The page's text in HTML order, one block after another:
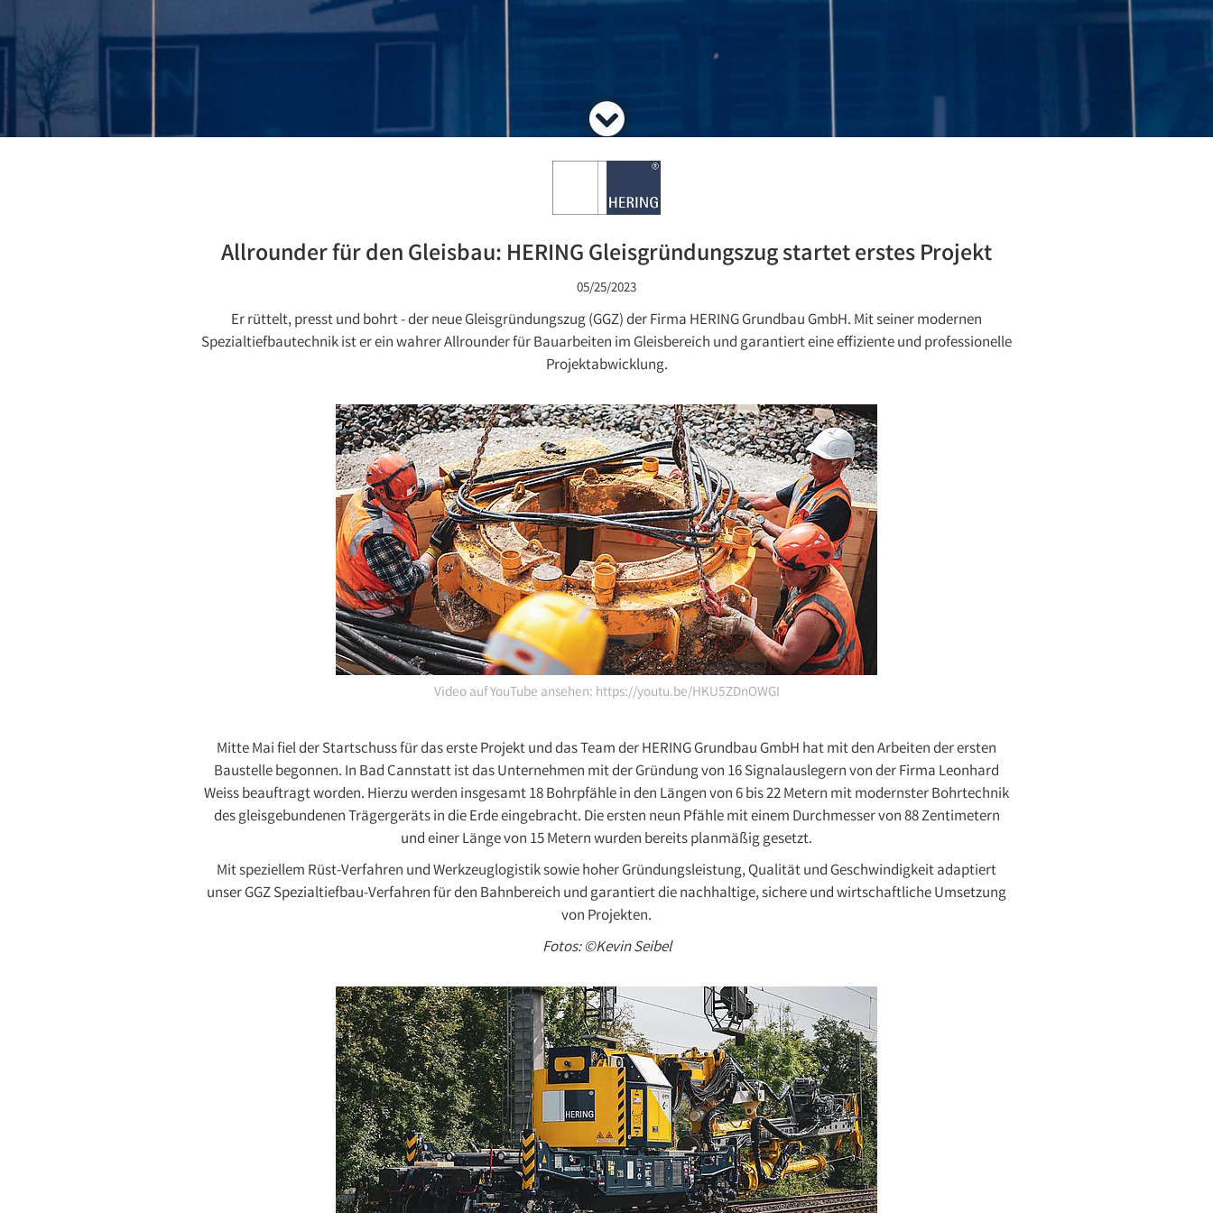
Allrounder für den Gleisbau: HERING Gleisgründungszug startet erstes Projekt
05/25/2023
Er rüttelt, presst und bohrt - der neue Gleisgründungszug (GGZ) der Firma HERING Grundbau GmbH. Mit seiner modernen
Spezialtiefbautechnik ist er ein wahrer Allrounder für Bauarbeiten im Gleisbereich und garantiert eine effiziente und professionelle
Projektabwicklung.
Video auf YouTube ansehen: https://youtu.be/HKU5ZDnOWGI
Mitte Mai fiel der Startschuss für das erste Projekt und das Team der HERING Grundbau GmbH hat mit den Arbeiten der ersten
Baustelle begonnen. In Bad Cannstatt ist das Unternehmen mit der Gründung von 16 Signalauslegern von der Firma Leonhard
Weiss beauftragt worden. Hierzu werden insgesamt 18 Bohrpfähle in den Längen von 6 bis 22 Metern mit modernster Bohrtechnik
des gleisgebundenen Trägergeräts in die Erde eingebracht. Die ersten neun Pfähle mit einem Durchmesser von 88 Zentimetern
und einer Länge von 15 Metern wurden bereits planmäßig gesetzt.
Mit speziellem Rüst-Verfahren und Werkzeuglogistik sowie hoher Gründungsleistung, Qualität und Geschwindigkeit adaptiert
unser GGZ Spezialtiefbau-Verfahren für den Bahnbereich und garantiert die nachhaltige, sichere und wirtschaftliche Umsetzung
von Projekten.
Fotos: ©Kevin Seibel